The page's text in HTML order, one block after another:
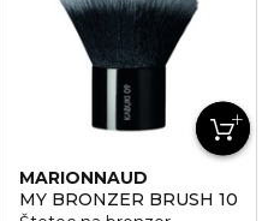
MARIONNAUD
ACCESSORIES
MY BRONZER BRUSH 10